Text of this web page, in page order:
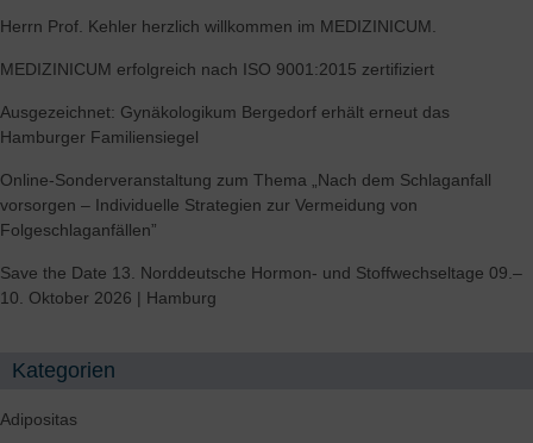
Herrn Prof. Kehler herzlich willkommen im MEDIZINICUM.
MEDIZINICUM erfolgreich nach ISO 9001:2015 zertifiziert
Ausgezeichnet: Gynäkologikum Bergedorf erhält erneut das
Hamburger Familiensiegel
Online-Sonderveranstaltung zum Thema „Nach dem Schlaganfall
vorsorgen – Individuelle Strategien zur Vermeidung von
Folgeschlaganfällen”
Save the Date 13. Norddeutsche Hormon- und Stoffwechseltage 09.–
10. Oktober 2026 | Hamburg
Kategorien
Adipositas